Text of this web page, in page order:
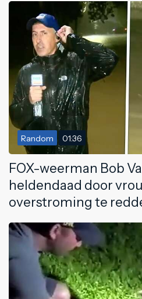
Random 01:36
FOX-weerman Bob
heldendaad door
overstroming te